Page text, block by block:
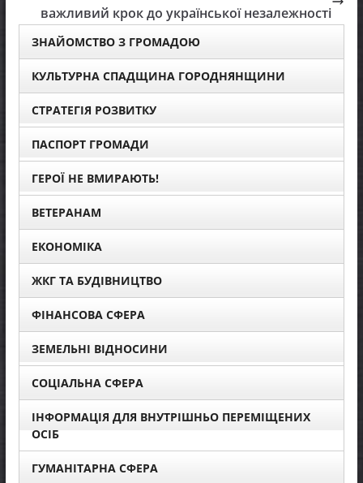
важливий крок до української незалежності
ЗНАЙОМСТВО З ГРОМАДОЮ
КУЛЬТУРНА СПАДЩИНА ГОРОДНЯНЩИНИ
СТРАТЕГІЯ РОЗВИТКУ
ПАСПОРТ ГРОМАДИ
ГЕРОЇ НЕ ВМИРАЮТЬ!
ВЕТЕРАНАМ
ЕКОНОМІКА
ЖКГ ТА БУДІВНИЦТВО
ФІНАНСОВА СФЕРА
ЗЕМЕЛЬНІ ВІДНОСИНИ
СОЦІАЛЬНА СФЕРА
ІНФОРМАЦІЯ ДЛЯ ВНУТРІШНЬО ПЕРЕМІЩЕНИХ
ОСІБ
ГУМАНІТАРНА СФЕРА